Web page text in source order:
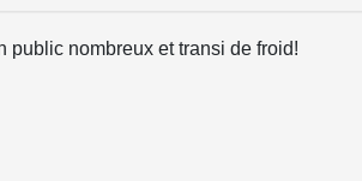
public nombreux et transi de froid!